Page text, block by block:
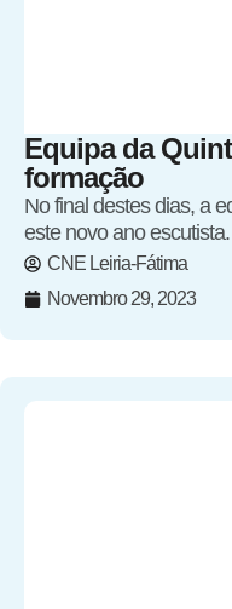
Equipa da
formação
No final destes dias, a
este novo ano escutista.
CNE Leiria-Fátima
Novembro 29, 2023